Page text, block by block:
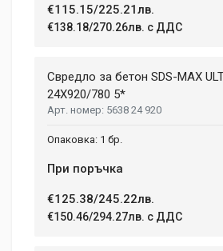
€115.15/225.21лв.
€138.18/270.26лв. с ДДС
Свредло за бетон SDS-MAX
24X920/780 5*
5638 24 920
1 бр.
При поръчка
€125.38/245.22лв.
€150.46/294.27лв. с ДДС